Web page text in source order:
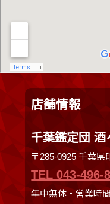
店舗情報
千葉鑑定団 酒
〒285-0925 千葉県
TEL 043-496-
年中無休・営業時